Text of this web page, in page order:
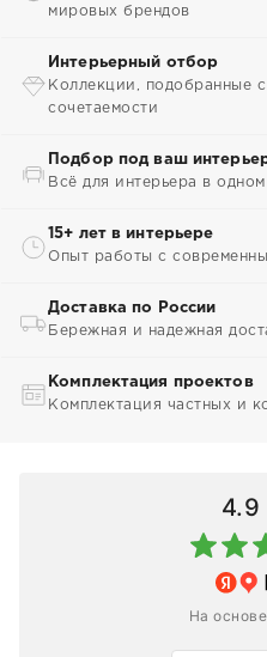
мировых брендов
Интерьерный отбор
Коллекции, подобранные
сочетаемости
Подбор под ваш
Всё для интерьера в одном
15+ лет в интерьере
Опыт работы с
Доставка по России
Бережная и надежная
Комплектация проектов
Комплектация частных и
4.9
На